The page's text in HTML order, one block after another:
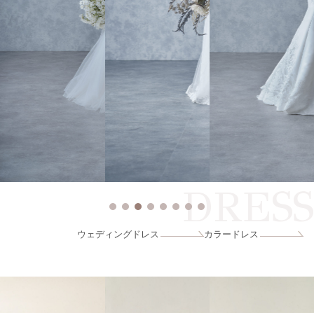
DRESS
ウェディングドレス カラードレス